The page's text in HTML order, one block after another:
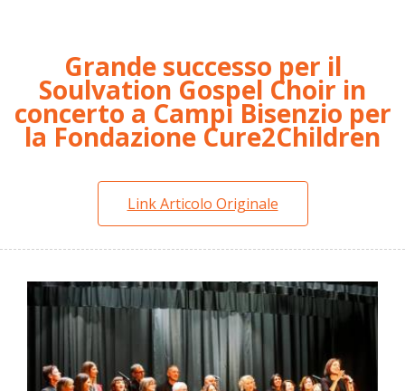
Grande successo per il
Soulvation Gospel Choir in
concerto a Campi Bisenzio per
la Fondazione Cure2Children
Link Articolo Originale